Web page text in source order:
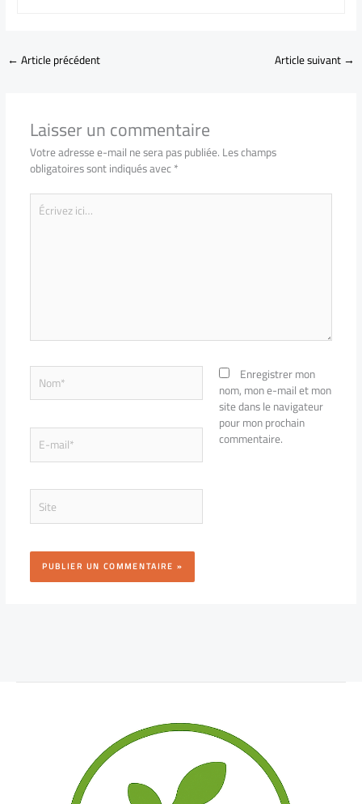
←Article précédent Article suivant→
Laisser un commentaire
Votre adresse e-mail ne sera pas publiée.Les champs
obligatoires sont indiqués avec*
Écrivez
ici…
Nom*
E-
mail*
Site
Enregistrer mon
nom, mon e-mail et mon
site dans le navigateur
pour mon prochain
commentaire.